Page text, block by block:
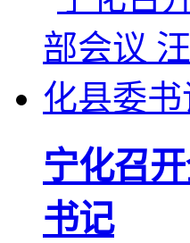
宁化召
书记